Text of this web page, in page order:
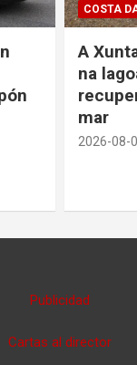
COSTA
A
na
mar
2026-08-
Publicidad
Cartas al director